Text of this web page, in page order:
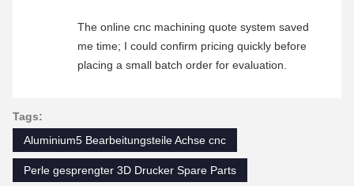
The online cnc machining quote system saved
me time; I could confirm pricing quickly before
placing a small batch order for evaluation.
Tags:
Aluminium5 Bearbeitungsteile Achse cnc
Perle gesprengter 3D Drucker Spare Parts